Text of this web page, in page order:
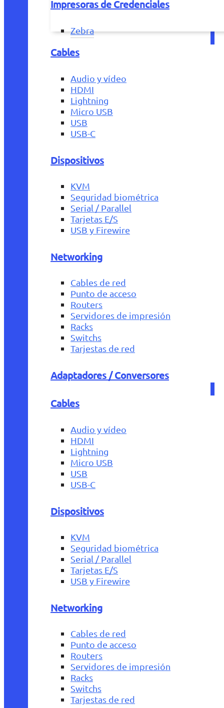
Impresoras de Credenciales
Zebra
Cables
Audio y vídeo
HDMI
Lightning
Micro USB
USB
USB-C
Dispositivos
KVM
Seguridad biométrica
Serial / Parallel
Tarjetas E/S
USB y Firewire
Networking
Cables de red
Punto de acceso
Routers
Servidores de impresión
Racks
Switchs
Tarjestas de red
Adaptadores / Conversores
Cables
Audio y vídeo
HDMI
Lightning
Micro USB
USB
USB-C
Dispositivos
KVM
Seguridad biométrica
Serial / Parallel
Tarjetas E/S
USB y Firewire
Networking
Cables de red
Punto de acceso
Routers
Servidores de impresión
Racks
Switchs
Tarjestas de red